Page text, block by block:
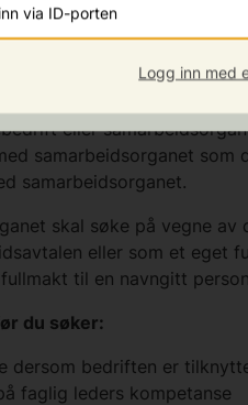
via ID-porten
Logg inn med
lærebedrifter
er et
eller
samarbeidsorganet som
samarbeidsorganet.
skal søke på vegne
eller som et eget
til en navngitt
du søker:
dersom bedriften er
faglig leders kompetanse